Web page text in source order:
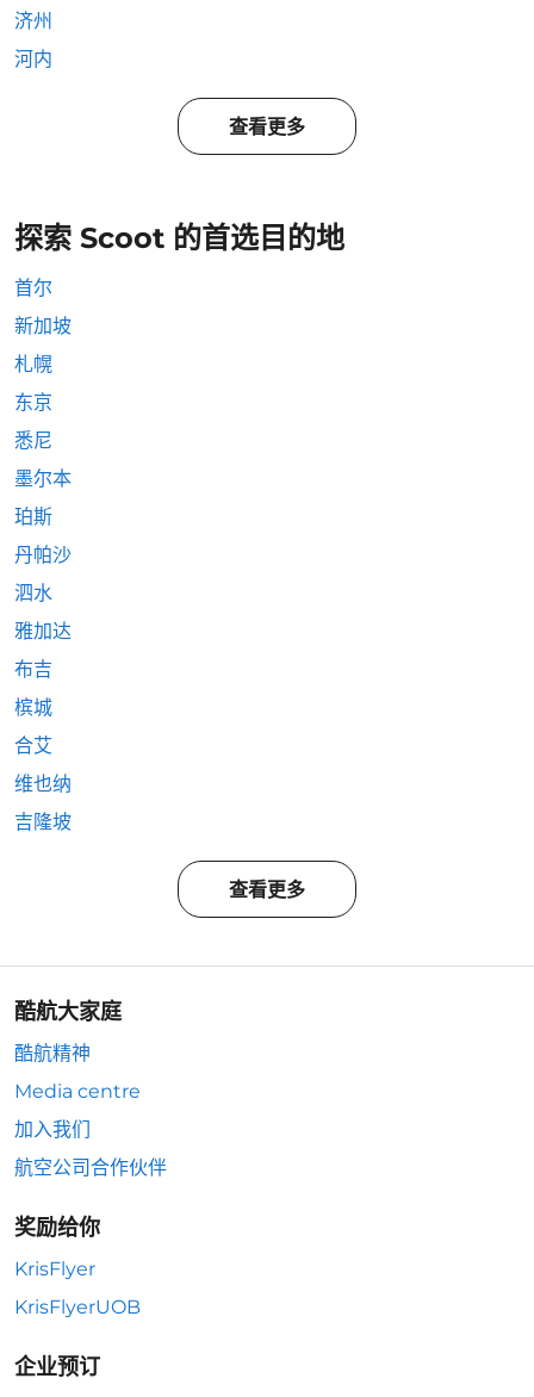
济州
河内
查看更多
探索 Scoot 的首选目的地
首尔
新加坡
札幌
东京
悉尼
墨尔本
珀斯
丹帕沙
泗水
雅加达
布吉
槟城
合艾
维也纳
吉隆坡
查看更多
酷航大家庭
酷航精神
Media centre
加入我们
航空公司合作伙伴
奖励给你
KrisFlyer
KrisFlyerUOB
企业预订